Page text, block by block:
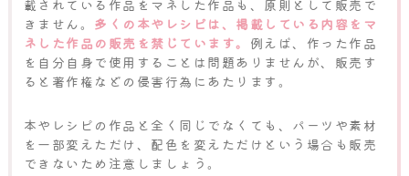
載されている作品をマネした作品も、原則として販売で
きません。 多くの本やレシピは、掲載している内容をマ
ネした作品の販売を禁じています。 例えば、作った作品
を自分自身で使用することは問題ありませんが、販売す
ると著作権などの侵害行為にあたります。
本やレシピの作品と全く同じでなくても、パーツや素材
を一部変えただけ、配色を変えただけという場合も販売
できないため注意しましょう。